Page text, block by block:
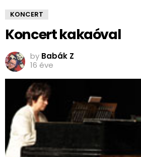
KONCERT
Koncert kakaóval
by Babák Z
16 éve